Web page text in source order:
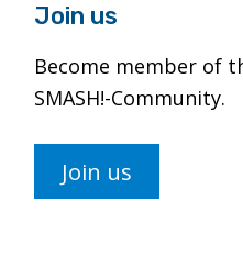
Join us
Become member of
SMASH!-Community.
Join us